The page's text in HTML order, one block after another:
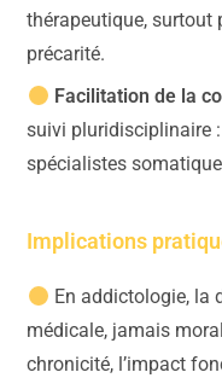
thérapeutique, surtout
précarité.
Facilitation de la
suivi pluridisciplinaire
spécialistes
Implications
En addictologie, la
médicale, jamais
chronicité, l’impact